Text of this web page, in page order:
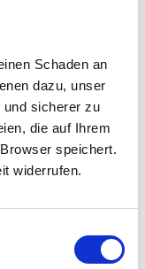
Schaden an
dazu, unser
und sicherer zu
die auf Ihrem
speichert.
widerrufen.
2025
2024
2024